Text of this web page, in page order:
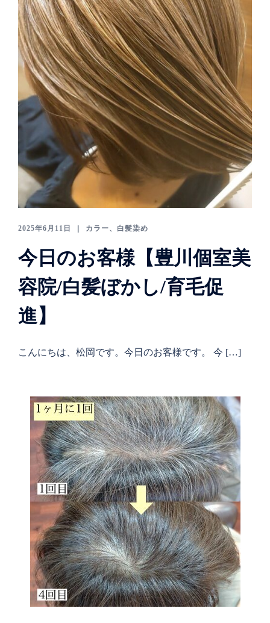
2025年6月11日 カラー、白髪染め
今日のお客様【豊川個室美
容院/白髪ぼかし/育毛促
進】
こんにちは、松岡です。今日のお客様です。 今 […]